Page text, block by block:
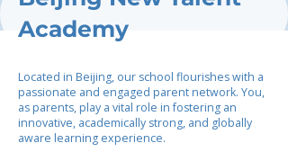
Academy
Located in Beijing, our school flourishes with a
passionate and engaged parent network. You,
as parents, play a vital role in fostering an
innovative, academically strong, and globally
aware learning experience.